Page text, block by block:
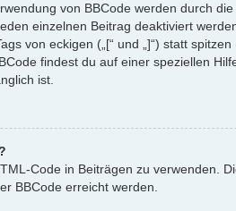
von BBCode werden durch
einzelnen Beitrag deaktiviert
von eckigen („[“ und „]“) statt
findest du auf einer speziellen
ist.
Code in Beiträgen zu verwenden.
BBCode erreicht werden.